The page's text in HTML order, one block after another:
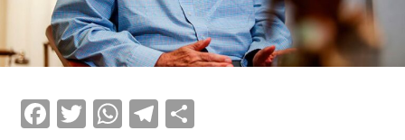
Facebook
Twitter
WhatsApp
Telegram
Compartir